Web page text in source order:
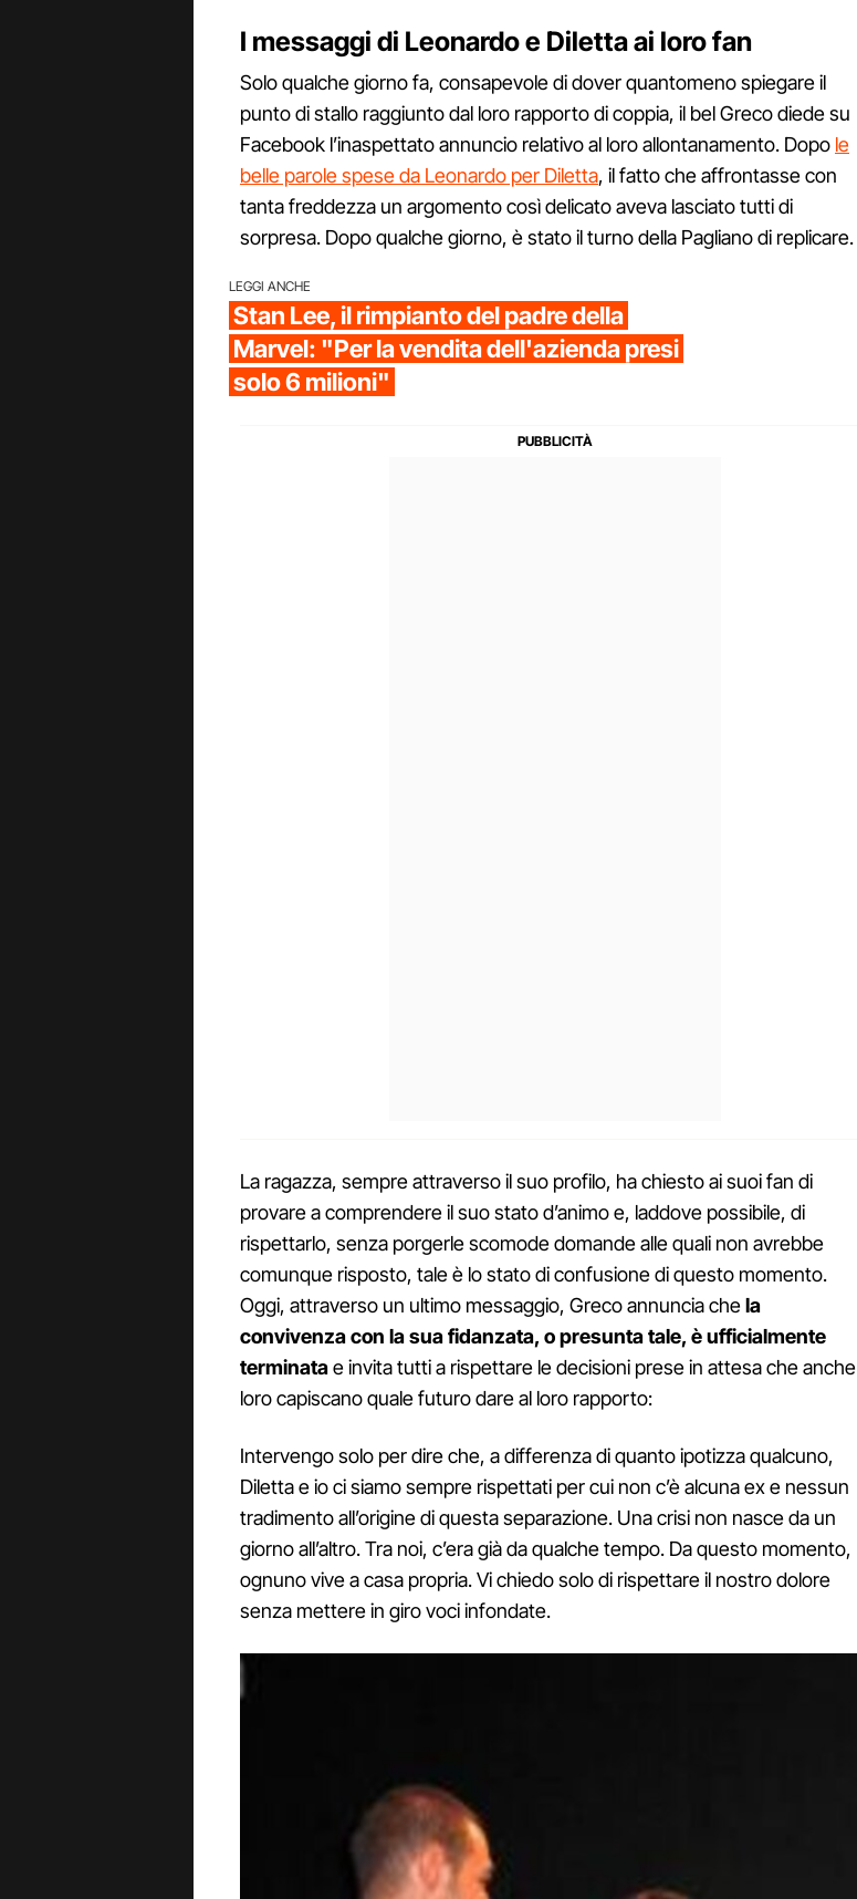
I messaggi di Leonardo e Diletta ai loro fan
Solo qualche giorno fa, consapevole di dover quantomeno spiegare il
punto di stallo raggiunto dal loro rapporto di coppia, il bel Greco diede su
Facebook l’inaspettato annuncio relativo al loro allontanamento. Dopo le
belle parole spese da Leonardo per Diletta, il fatto che affrontasse con
tanta freddezza un argomento così delicato aveva lasciato tutti di
sorpresa. Dopo qualche giorno, è stato il turno della Pagliano di replicare.
LEGGI ANCHE
Stan Lee, il rimpianto del padre della
Marvel: "Per la vendita dell'azienda presi
solo 6 milioni"
La ragazza, sempre attraverso il suo profilo, ha chiesto ai suoi fan di
provare a comprendere il suo stato d’animo e, laddove possibile, di
rispettarlo, senza porgerle scomode domande alle quali non avrebbe
comunque risposto, tale è lo stato di confusione di questo momento.
Oggi, attraverso un ultimo messaggio, Greco annuncia chela
convivenza con la sua fidanzata, o presunta tale, è ufficialmente
terminatae invita tutti a rispettare le decisioni prese in attesa che anche
loro capiscano quale futuro dare al loro rapporto:
Intervengo solo per dire che, a differenza di quanto ipotizza qualcuno,
Diletta e io ci siamo sempre rispettati per cui non c’è alcuna ex e nessun
tradimento all’origine di questa separazione. Una crisi non nasce da un
giorno all’altro. Tra noi, c’era già da qualche tempo. Da questo momento,
ognuno vive a casa propria. Vi chiedo solo di rispettare il nostro dolore
senza mettere in giro voci infondate.